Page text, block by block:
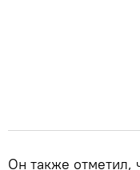
Он также отметил,